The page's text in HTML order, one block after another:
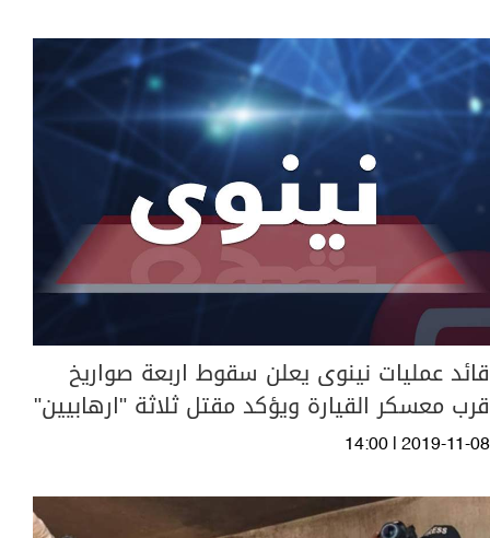
قائد عمليات نينوى يعلن سقوط اربعة صواريخ
قرب معسكر القيارة ويؤكد مقتل ثلاثة "ارهابيين"
14:00 | 2019-11-08